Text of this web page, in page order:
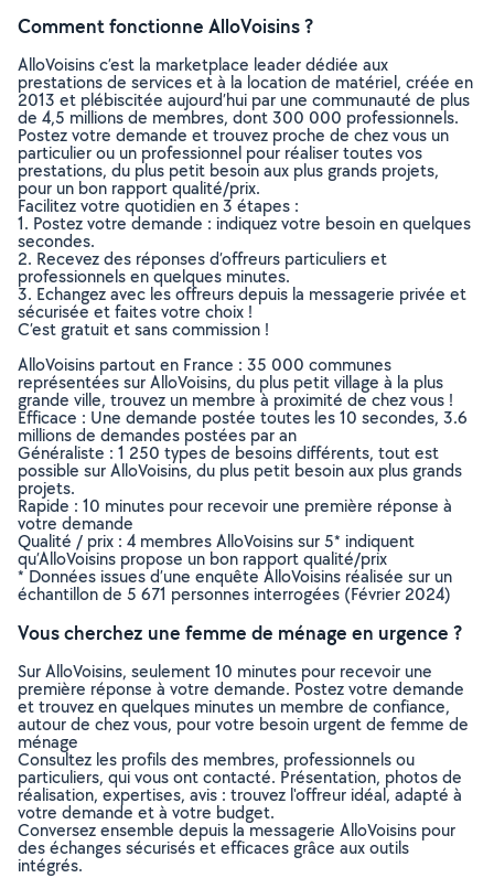
Comment fonctionne AlloVoisins ?
AlloVoisins c’est la marketplace leader dédiée aux
prestations de services et à la location de matériel, créée en
2013 et plébiscitée aujourd’hui par une communauté de plus
de 4,5 millions de membres, dont 300 000 professionnels.
Postez votre demande et trouvez proche de chez vous un
particulier ou un professionnel pour réaliser toutes vos
prestations, du plus petit besoin aux plus grands projets,
pour un bon rapport qualité/prix.
Facilitez votre quotidien en 3 étapes :
1. Postez votre demande : indiquez votre besoin en quelques
secondes.
2. Recevez des réponses d’offreurs particuliers et
professionnels en quelques minutes.
3. Echangez avec les offreurs depuis la messagerie privée et
sécurisée et faites votre choix !
C’est gratuit et sans commission !
AlloVoisins partout en France : 35 000 communes
représentées sur AlloVoisins, du plus petit village à la plus
grande ville, trouvez un membre à proximité de chez vous !
Efficace : Une demande postée toutes les 10 secondes, 3.6
millions de demandes postées par an
Généraliste : 1 250 types de besoins différents, tout est
possible sur AlloVoisins, du plus petit besoin aux plus grands
projets.
Rapide : 10 minutes pour recevoir une première réponse à
votre demande
Qualité / prix : 4 membres AlloVoisins sur 5* indiquent
qu’AlloVoisins propose un bon rapport qualité/prix
* Données issues d’une enquête AlloVoisins réalisée sur un
échantillon de 5 671 personnes interrogées (Février 2024)
Vous cherchez une femme de ménage en urgence ?
Sur AlloVoisins, seulement 10 minutes pour recevoir une
première réponse à votre demande. Postez votre demande
et trouvez en quelques minutes un membre de confiance,
autour de chez vous, pour votre besoin urgent de femme de
ménage
Consultez les profils des membres, professionnels ou
particuliers, qui vous ont contacté. Présentation, photos de
réalisation, expertises, avis : trouvez l'offreur idéal, adapté à
votre demande et à votre budget.
Conversez ensemble depuis la messagerie AlloVoisins pour
des échanges sécurisés et efficaces grâce aux outils
intégrés.